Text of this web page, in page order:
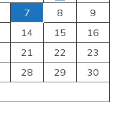
7 8
9
14 15
16
21 22
23
28 29
30